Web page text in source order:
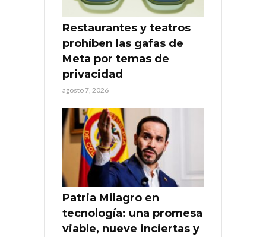
Restaurantes y teatros
prohíben las gafas de
Meta por temas de
privacidad
agosto 7, 2026
Patria Milagro en
tecnología: una promesa
viable, nueve inciertas y